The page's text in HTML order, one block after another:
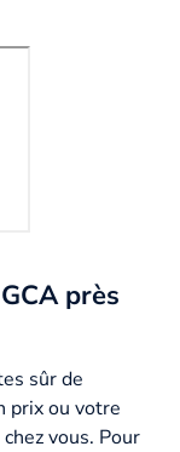
près
sûr de
prix ou votre
vous. Pour